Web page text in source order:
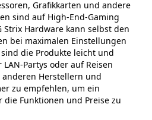
Grafikkarten und andere
sind auf High-End-Gaming
Strix Hardware kann selbst den
bei maximalen Einstellungen
die Produkte leicht und
Partys oder auf Reisen
Herstellern und
zu empfehlen, um ein
die Funktionen und Preise zu